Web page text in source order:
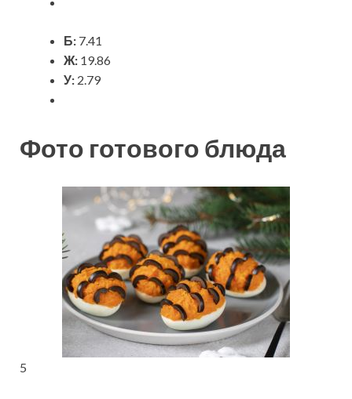
Б: 7.41
Ж: 19.86
У: 2.79
Фото готового блюда
5